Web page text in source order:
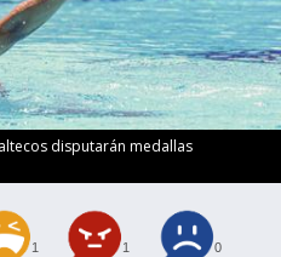
disputarán medallas
1 1 0